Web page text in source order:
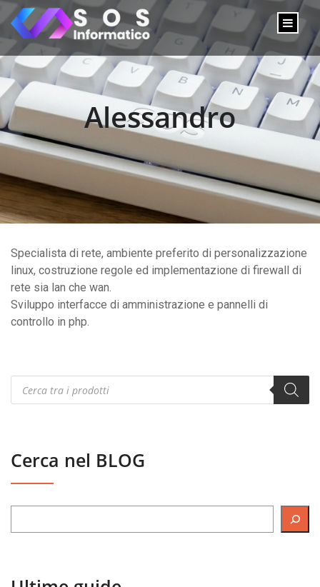
Alessandro
Specialista di rete, ambiente preferito di personalizzazione
linux, costruzione regole ed implementazione di firewall di
rete sia lan che wan.
Sviluppo interfacce di amministrazione e pannelli di
controllo in php.
Products
search
Cerca nel BLOG